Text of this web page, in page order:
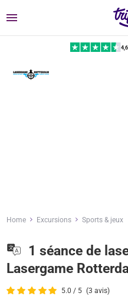
Menu
4,6|
Home Excursions Sports & jeux
1 séance de
Lasergame
5.0 / 5 (3 avis)